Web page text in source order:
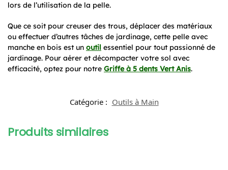
lors de l’utilisation de la pelle.
Que ce soit pour creuser des trous, déplacer des matériaux
ou effectuer d’autres tâches de jardinage, cette pelle avec
manche en bois est un outil essentiel pour tout passionné de
jardinage. Pour aérer et décompacter votre sol avec
efficacité, optez pour notre Griffe à 5 dents Vert Anis.
Catégorie : Outils à Main
Produits similaires